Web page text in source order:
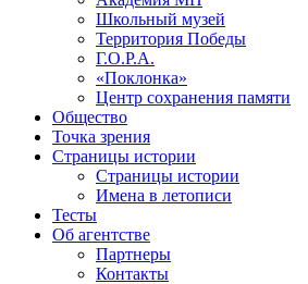
Школьный музей
Территория Победы
Г.О.Р.А.
«Поклонка»
Центр сохранения памяти
Общество
Точка зрения
Страницы истории
Страницы истории
Имена в летописи
Тесты
Об агентстве
Партнеры
Контакты